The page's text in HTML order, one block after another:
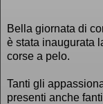
Bella giornata di
è stata inaugurata
corse a pelo.
Tanti gli
presenti anche